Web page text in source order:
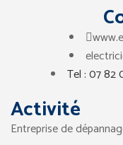
Tel : 07 82
Activité
Entreprise de